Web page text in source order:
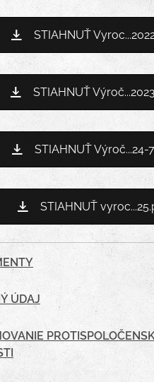
STIAHNUŤ
STIAHNUŤ
STIAHNUŤ Výroč...24-
STIAHNUŤ
ÚDAJ